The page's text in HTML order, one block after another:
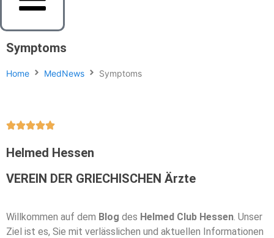
Symptoms
Home MedNews Symptoms
Helmed Hessen
VEREIN DER GRIECHISCHEN Ärzte
Willkommen auf dem Blog des Helmed Club Hessen. Unser
Ziel ist es, Sie mit verlässlichen und aktuellen Informationen